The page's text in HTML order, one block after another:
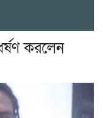
করলেন